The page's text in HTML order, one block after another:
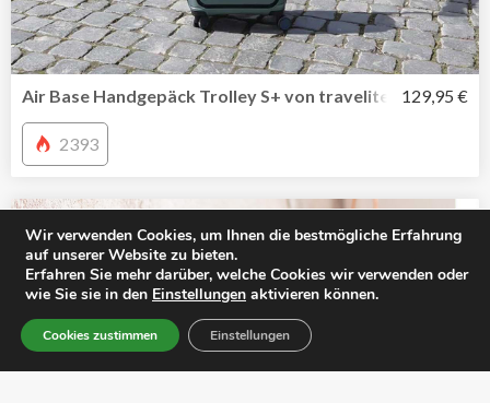
Air Base Handgepäck Trolley S+ von travelite mit129,95 €
2393
Wir verwenden Cookies, um Ihnen die bestmögliche Erfahrung
auf unserer Website zu bieten.
Erfahren Sie mehr darüber, welche Cookies wir verwenden oder
wie Sie sie in den Einstellungen aktivieren können.
Cookies zustimmen Einstellungen